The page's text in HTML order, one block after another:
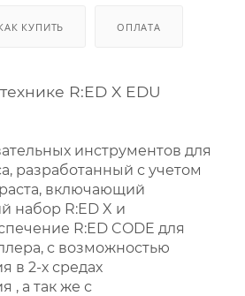
КУПИТЬ ОПЛАТА
R:ED X EDU
инструментов для
разработанный с учетом
включающий
набор R:ED X и
R:ED CODE для
с возможностью
в 2-х средах
, а так же с